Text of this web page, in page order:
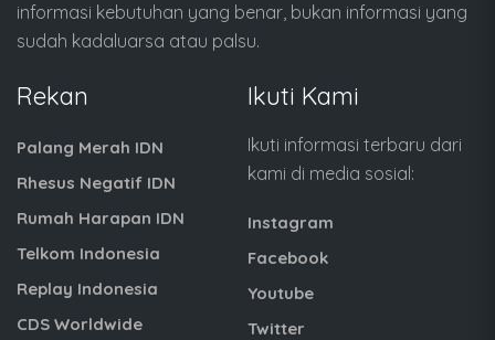
informasi kebutuhan yang benar, bukan informasi yang
sudah kadaluarsa atau palsu.
Rekan
Palang Merah IDN
Rhesus Negatif IDN
Rumah Harapan IDN
Telkom Indonesia
Replay Indonesia
CDS Worldwide
Ikuti Kami
Ikuti informasi terbaru dari
kami di media sosial:
Instagram
Facebook
Youtube
Twitter